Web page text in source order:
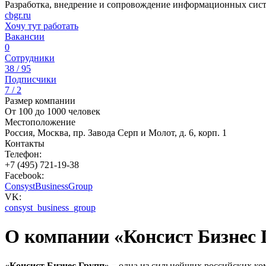
Разработка, внедрение и сопровождение информационных
cbgr.ru
Хочу тут работать
Вакансии
0
Сотрудники
38 / 95
Подписчики
7 / 2
Размер компании
От 100 до 1000 человек
Местоположение
Россия, Москва, пр. Завода Серп и Молот, д. 6, корп. 1
Контакты
Телефон:
+7 (495) 721-19-38
Facebook:
ConsystBusinessGroup
VK:
consyst_business_group
О компании «Консист Бизнес